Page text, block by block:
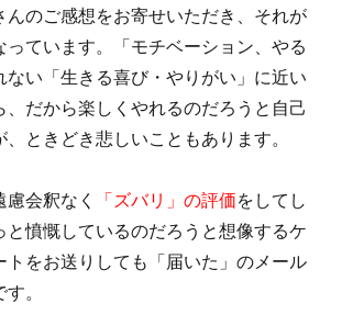
んのご感想をお寄せいただき、それが
っています。「モチベーション、やる
ない「生きる喜び・やりがい」に近い
、だから楽しくやれるのだろうと自己
ときどき悲しいこともあります。
会釈なく 「ズバリ」の評価をしてし
と憤慨しているのだろうと想像するケ
トをお送りしても「届いた」のメール
。